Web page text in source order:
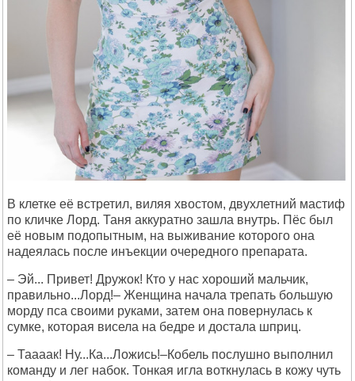
В клетке её встретил, виляя хвостом, двухлетний мастиф
по кличке Лорд. Таня аккуратно зашла внутрь. Пёс был
её новым подопытным, на выживание которого она
надеялась после инъекции очередного препарата.
– Эй... Привет! Дружок! Кто у нас хороший мальчик,
правильно...Лорд!– Женщина начала трепать большую
морду пса своими руками, затем она повернулась к
сумке, которая висела на бедре и достала шприц.
– Таааак! Ну...Ка...Ложись!–Кобель послушно выполнил
команду и лег набок. Тонкая игла воткнулась в кожу чуть